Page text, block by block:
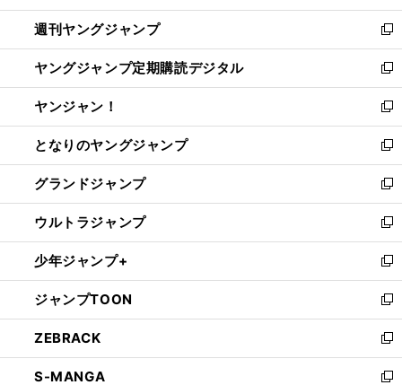
開
く
ウ
で
開
く
ン
ド
ウ
で
開
く
ウ
ィ
ン
ド
ウ
で
開
く
週刊ヤングジャンプ
新
し
い
ウ
ィ
ン
ド
ウ
で
開
く
ヤングジャンプ定期購読デジタル
新
し
い
ウ
ィ
ン
ド
ウ
で
開
く
ヤンジャン！
新
し
い
ウ
ィ
ン
ド
ウ
で
開
く
となりのヤングジャンプ
新
し
い
ウ
ィ
ン
ド
ウ
で
開
く
グランドジャンプ
新
し
い
ウ
ィ
ン
ド
ウ
で
開
く
ウルトラジャンプ
新
し
い
ウ
ィ
ン
ド
ウ
で
少年ジャンプ+
新
し
い
ウ
ィ
ン
ド
ジャンプTOON
新
し
い
ウ
ィ
ZEBRACK
新
し
い
S-MANGA
新